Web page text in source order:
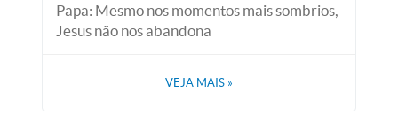
Papa: Mesmo nos momentos mais sombrios,
Jesus não nos abandona
VEJA MAIS »